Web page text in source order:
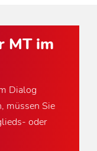
MT im
Dialog
müssen Sie
oder